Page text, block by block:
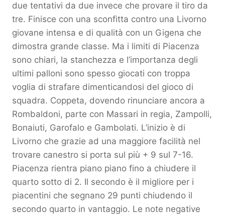
due tentativi da due invece che provare il tiro da
tre. Finisce con una sconfitta contro una Livorno
giovane intensa e di qualità con un Gigena che
dimostra grande classe. Ma i limiti di Piacenza
sono chiari, la stanchezza e l’importanza degli
ultimi palloni sono spesso giocati con troppa
voglia di strafare dimenticandosi del gioco di
squadra. Coppeta, dovendo rinunciare ancora a
Rombaldoni, parte con Massari in regia, Zampolli,
Bonaiuti, Garofalo e Gambolati. L’inizio è di
Livorno che grazie ad una maggiore facilità nel
trovare canestro si porta sul più + 9 sul 7-16.
Piacenza rientra piano piano fino a chiudere il
quarto sotto di 2. Il secondo è il migliore per i
piacentini che segnano 29 punti chiudendo il
secondo quarto in vantaggio. Le note negative